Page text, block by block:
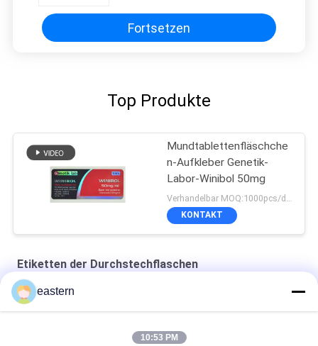
Fortsetzen
Top Produkte
Mundtablettenfläschche
n-Aufkleber Genetik-
Labor-Winibol 50mg
KONTAKT
Etiketten der Durchstechflaschen
Cialis Tadalafil 100mg für orale Anwendung Etiketten
SS-31 Festklebstoffetiketten Peptidflaschenetiketten
eastern
10:53 PM